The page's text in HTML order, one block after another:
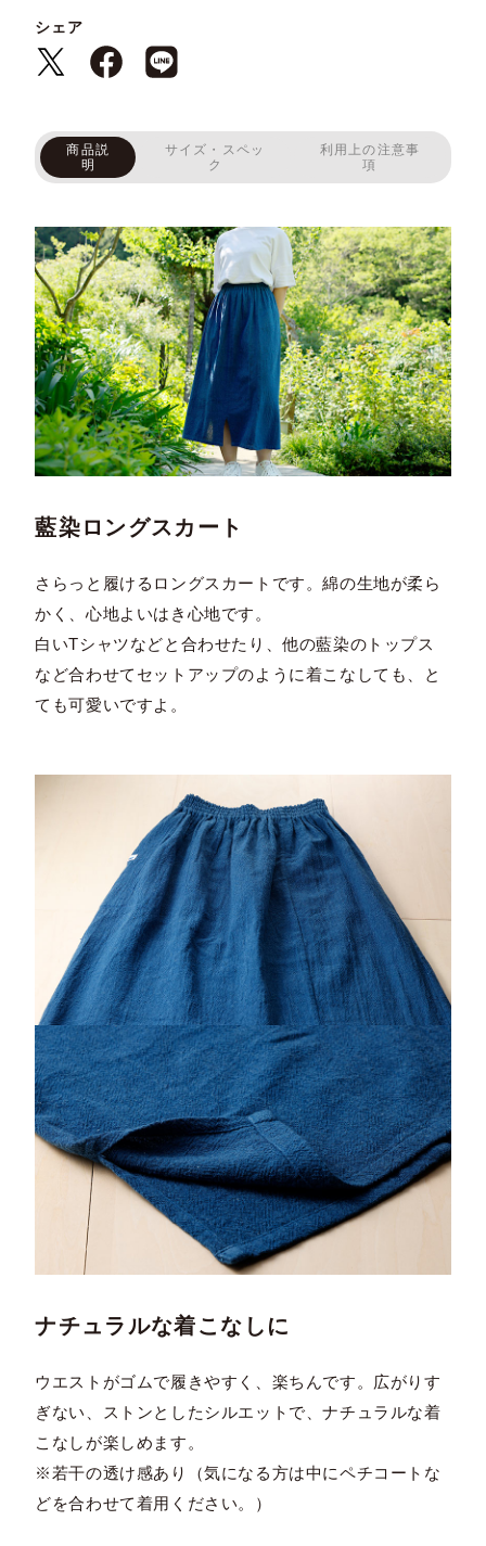
シェア
商品説
明
サイズ・スペッ
ク
利用上の注意事
項
藍染ロングスカート
さらっと履けるロングスカートです。綿の生地が柔ら
かく、心地よいはき心地です。
白いTシャツなどと合わせたり、他の藍染のトップス
など合わせてセットアップのように着こなしても、と
ても可愛いですよ。
ナチュラルな着こなしに
ウエストがゴムで履きやすく、楽ちんです。広がりす
ぎない、ストンとしたシルエットで、ナチュラルな着
こなしが楽しめます。
※若干の透け感あり（気になる方は中にペチコートな
どを合わせて着用ください。）